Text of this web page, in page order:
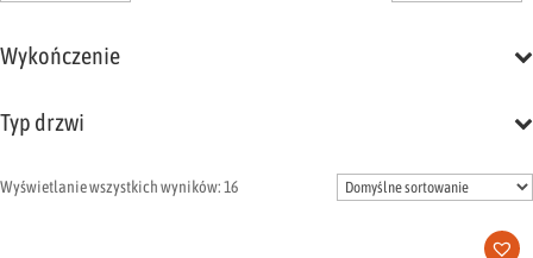
Wykończenie
Typ drzwi
Wyświetlanie wszystkich wyników: 16